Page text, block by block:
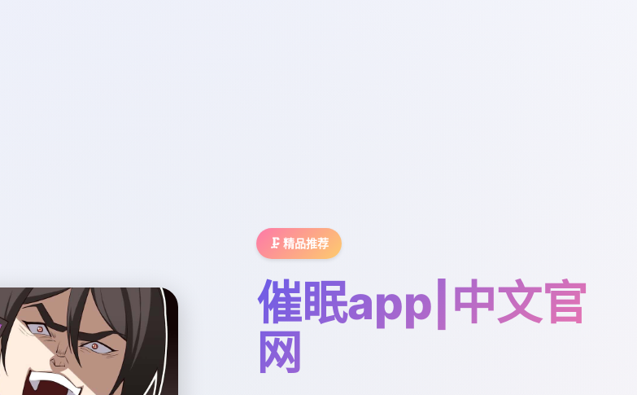
🗜️ 精品推荐
催眠app|中文官
网